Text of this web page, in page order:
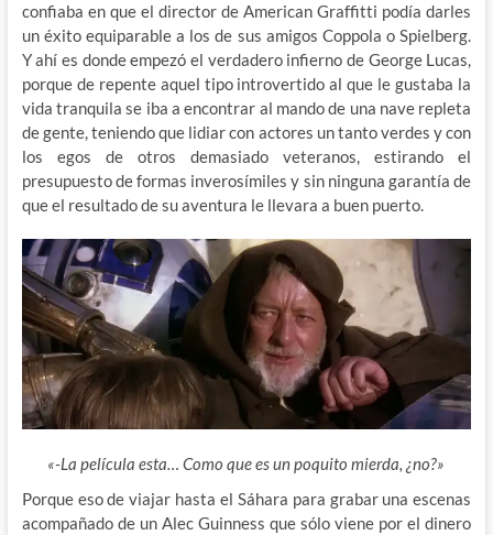
confiaba en que el director de American Graffitti podía darles
un éxito equiparable a los de sus amigos Coppola o Spielberg.
Y ahí es donde empezó el verdadero infierno de George Lucas,
porque de repente aquel tipo introvertido al que le gustaba la
vida tranquila se iba a encontrar al mando de una nave repleta
de gente, teniendo que lidiar con actores un tanto verdes y con
los egos de otros demasiado veteranos, estirando el
presupuesto de formas inverosímiles y sin ninguna garantía de
que el resultado de su aventura le llevara a buen puerto.
«-La película esta… Como que es un poquito mierda, ¿no?»
Porque eso de viajar hasta el Sáhara para grabar una escenas
acompañado de un Alec Guinness que sólo viene por el dinero